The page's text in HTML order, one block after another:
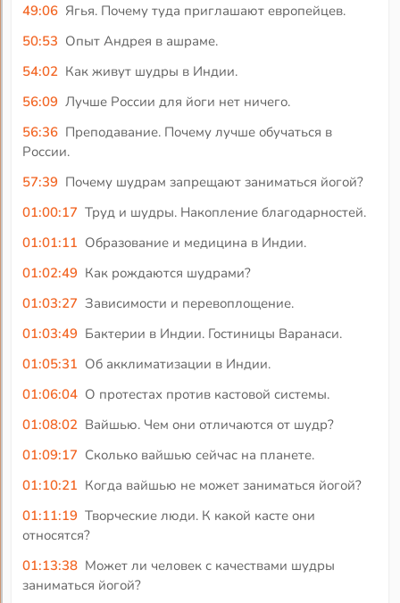
49:06 Ягья. Почему туда приглашают европейцев.
50:53 Опыт Андрея в ашраме.
54:02 Как живут шудры в Индии.
56:09 Лучше России для йоги нет ничего.
56:36 Преподавание. Почему лучше обучаться в
России.
57:39 Почему шудрам запрещают заниматься йогой?
01:00:17 Труд и шудры. Накопление благодарностей.
01:01:11 Образование и медицина в Индии.
01:02:49 Как рождаются шудрами?
01:03:27 Зависимости и перевоплощение.
01:03:49 Бактерии в Индии. Гостиницы Варанаси.
01:05:31 Об акклиматизации в Индии.
01:06:04 О протестах против кастовой системы.
01:08:02 Вайшью. Чем они отличаются от шудр?
01:09:17 Сколько вайшью сейчас на планете.
01:10:21 Когда вайшью не может заниматься йогой?
01:11:19 Творческие люди. К какой касте они
относятся?
01:13:38 Может ли человек с качествами шудры
заниматься йогой?